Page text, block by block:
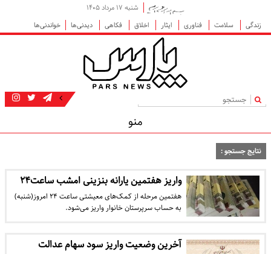
شنبه ۱۷ مرداد ۱۴۰۵
زندگی
سلامت فناوری ایثار اخلاق فکاهی دیدنی‌ها خواندنی‌ها
|
منو
نتایج جستجو :
واریز هفتمین یارانه بنزینی امشب ساعت۲۴
هفتمین مرحله از کمک‌های معیشتی ساعت ۲۴ امروز(شنبه)
به حساب سرپرستان خانوار واریز می‌شود.
آخرین وضعیت واریز سود سهام عدالت